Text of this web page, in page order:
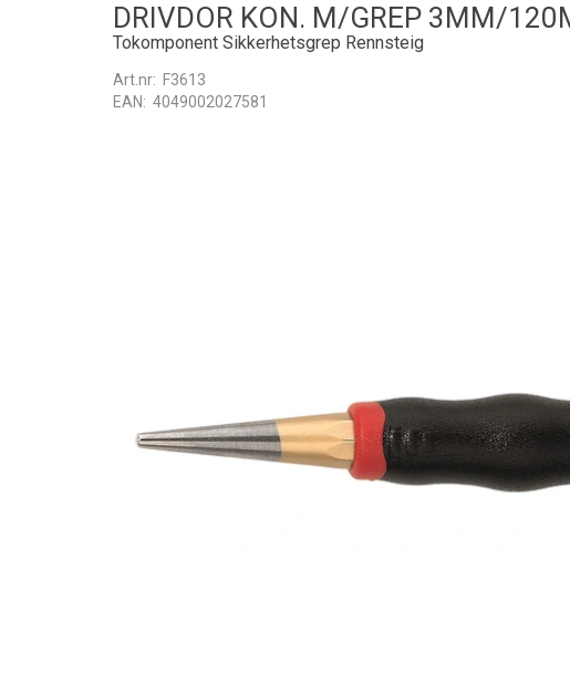
DRIVDOR KON. M/GREP 3MM/
Tokomponent Sikkerhetsgrep Rennsteig
Art.nr: F3613
EAN: 4049002027581